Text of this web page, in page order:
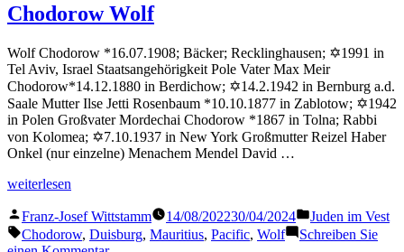
Chodorow Wolf
Wolf Chodorow *16.07.1908; Bäcker; Recklinghausen; ✡1991 in
Tel Aviv, Israel Staatsangehörigkeit Pole Vater Max Meir
Chodorow*14.12.1880 in Berdichow; ✡14.2.1942 in Bernburg a.d.
Saale Mutter Ilse Jetti Rosenbaum *10.10.1877 in Zablotow; ✡1942
in Polen Großvater Mordechai Chodorow *1867 in Tolna; Rabbi
von Kolomea; ✡7.10.1937 in New York Großmutter Reizel Haber
Onkel (nur einzelne) Menachem Mendel David …
„Chodorow
weiterlesen
Veröffentlicht
von
Franz-Josef Wittstamm 14/08/202230/04/2024
Veröffentlicht
in
Juden im Vest
Schlagwörter:
Chodorow, Duisburg, Mauritius, Pacific, Wolf
Schreiben Sie